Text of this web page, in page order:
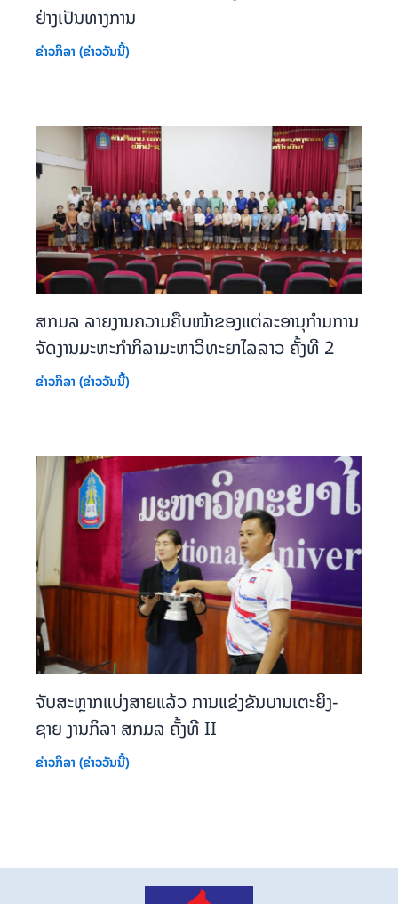
ຢ່າງເປັນທາງການ
ຂ່າວກິລາ (ຂ່າວວັນນີ້)
ສກມລ ລາຍງານຄວາມຄືບໜ້າຂອງແຕ່ລະອານຸກຳມການ
ຈັດງານມະຫະກຳກິລາມະຫາວິທະຍາໄລລາວ ຄັ້ງທີ 2
ຂ່າວກິລາ (ຂ່າວວັນນີ້)
ຈັບສະຫຼາກແບ່ງສາຍແລ້ວ ການແຂ່ງຂັນບານເຕະຍິງ-
ຊາຍ ງານກິລາ ສກມລ ຄັ້ງທີ II
ຂ່າວກິລາ (ຂ່າວວັນນີ້)